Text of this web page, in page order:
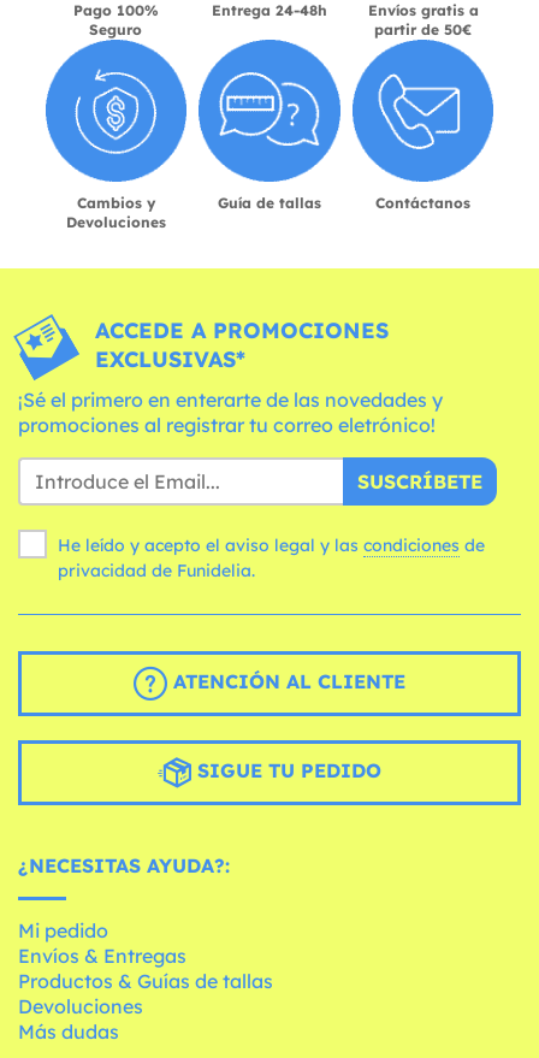
Pago 100%
Seguro
Entrega 24-48h
Envíos gratis a
partir de 50€
Cambios y
Devoluciones
Guía de tallas Contáctanos
ACCEDE A PROMOCIONES
EXCLUSIVAS*
¡Sé el primero en enterarte de las novedades y
promociones al registrar tu correo eletrónico!
SUSCRÍBETE
He leído y acepto el aviso legal y las condiciones
privacidad de Funidelia.
ATENCIÓN AL CLIENTE
SIGUE TU PEDIDO
¿NECESITAS AYUDA?:
Mi pedido
Envíos & Entregas
Productos & Guías de tallas
Devoluciones
Más dudas